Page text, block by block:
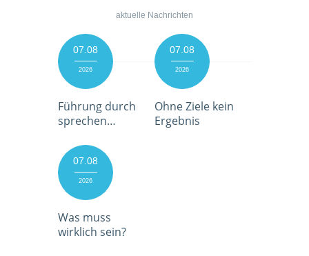
aktuelle Nachrichten
07.08
2026
Führung durch
sprechen…
07.08
2026
Ohne Ziele kein
Ergebnis
07.08
2026
Was muss
wirklich sein?